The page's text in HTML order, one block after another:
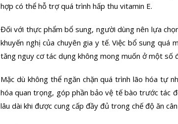
hợp có thể hỗ trợ quá trình hấp thu vitamin E.
Đối với thực phẩm bổ sung, người dùng nên lựa
khuyến nghị của chuyên gia y tế. Việc bổ sung quá
tăng nguy cơ tác dụng không mong muốn ở một số
Mặc dù không thể ngăn chặn quá trình lão hóa tự
hóa quan trọng, góp phần bảo vệ tế bào trước tác
lâu dài khi được cung cấp đầy đủ trong chế độ ăn